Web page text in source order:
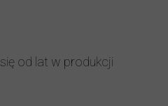
od lat w produkcji